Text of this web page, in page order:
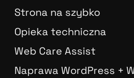
Strona na szybko
Opieka techniczna
Web Care Assist
Naprawa WordPress +